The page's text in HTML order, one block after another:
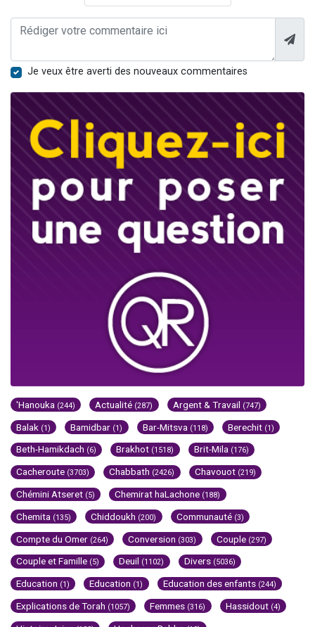
Je veux être averti des nouveaux commentaires
'Hanouka (244) Actualité (287) Argent & Travail (747)
Balak (1) Bamidbar (1) Bar-Mitsva (118) Berechit (1)
Beth-Hamikdach (6) Brakhot (1518) Brit-Mila (176)
Cacheroute (3703) Chabbath (2426) Chavouot (219)
Chémini Atseret (5) Chemirat haLachone (188)
Chemita (135) Chiddoukh (200) Communauté (3)
Compte du Omer (264) Conversion (303) Couple (297)
Couple et Famille (5) Deuil (1102) Divers (5036)
Education (1) Education (1) Education des enfants (244)
Explications de Torah (1057) Femmes (316) Hassidout (4)